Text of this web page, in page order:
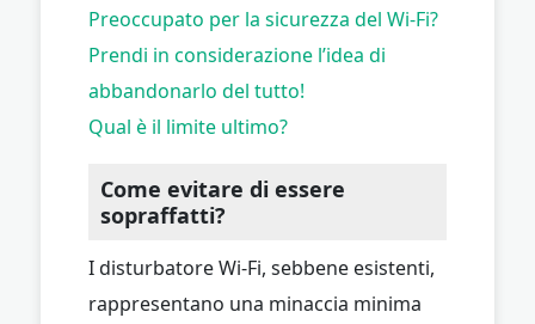
Preoccupato per la sicurezza del Wi-Fi?
Prendi in considerazione l’idea di
abbandonarlo del tutto!
Qual è il limite ultimo?
Come evitare di essere
sopraffatti?
I disturbatore Wi-Fi, sebbene esistenti,
rappresentano una minaccia minima